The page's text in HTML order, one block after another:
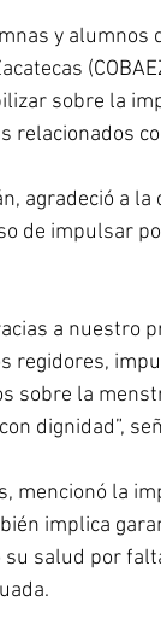
y
sobre la
relacionados
agradeció a
de impulsar
a nuestro
regidores,
sobre la
dignidad”,
mencionó la
implica
salud por